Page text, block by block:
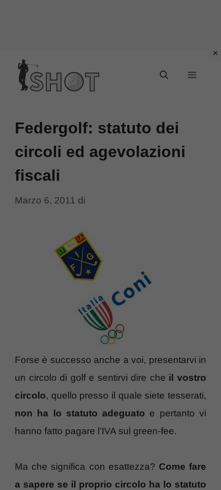
contenuto
Menu
Federgolf: statuto dei
circoli ed agevolazioni
fiscali
Marzo 6, 2011 di
Forse è successo anche a voi, presentarvi in
un circolo di golf e sentirvi dire che il vostro
circolo, quello presso il quale siete tesserati,
non ha lo statuto adeguato e pertanto vi
hanno fatto pagare l’IVA sul green-fee.
Ma che significa con esattezza? Come fare
a sapere se il proprio circolo ha lo statuto